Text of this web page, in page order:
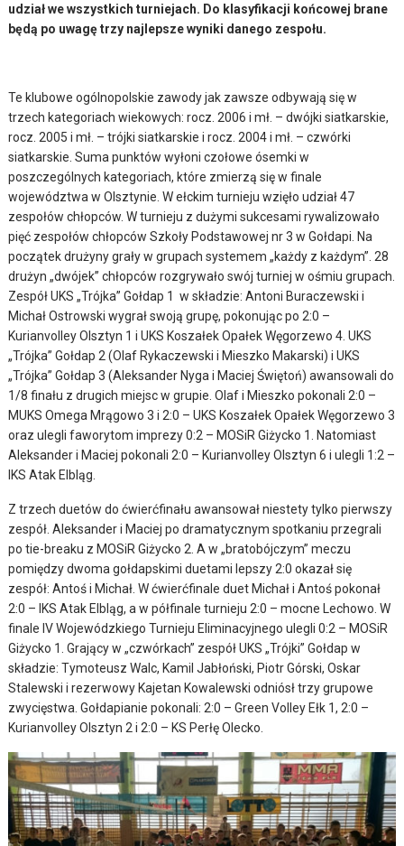
udział we wszystkich turniejach. Do klasyfikacji końcowej brane
będą po uwagę trzy najlepsze wyniki danego zespołu.
Te klubowe ogólnopolskie zawody jak zawsze odbywają się w
trzech kategoriach wiekowych: rocz. 2006 i mł. – dwójki siatkarskie,
rocz. 2005 i mł. – trójki siatkarskie i rocz. 2004 i mł. – czwórki
siatkarskie. Suma punktów wyłoni czołowe ósemki w
poszczególnych kategoriach, które zmierzą się w finale
województwa w Olsztynie. W ełckim turnieju wzięło udział 47
zespołów chłopców. W turnieju z dużymi sukcesami rywalizowało
pięć zespołów chłopców Szkoły Podstawowej nr 3 w Gołdapi. Na
początek drużyny grały w grupach systemem „każdy z każdym”. 28
drużyn „dwójek” chłopców rozgrywało swój turniej w ośmiu grupach.
Zespół UKS „Trójka” Gołdap 1 w składzie: Antoni Buraczewski i
Michał Ostrowski wygrał swoją grupę, pokonując po 2:0 –
Kurianvolley Olsztyn 1 i UKS Koszałek Opałek Węgorzewo 4. UKS
„Trójka” Gołdap 2 (Olaf Rykaczewski i Mieszko Makarski) i UKS
„Trójka” Gołdap 3 (Aleksander Nyga i Maciej Świętoń) awansowali do
1/8 finału z drugich miejsc w grupie. Olaf i Mieszko pokonali 2:0 –
MUKS Omega Mrągowo 3 i 2:0 – UKS Koszałek Opałek Węgorzewo 3
oraz ulegli faworytom imprezy 0:2 – MOSiR Giżycko 1. Natomiast
Aleksander i Maciej pokonali 2:0 – Kurianvolley Olsztyn 6 i ulegli 1:2 –
IKS Atak Elbląg.
Z trzech duetów do ćwierćfinału awansował niestety tylko pierwszy
zespół. Aleksander i Maciej po dramatycznym spotkaniu przegrali
po tie-breaku z MOSiR Giżycko 2. A w „bratobójczym” meczu
pomiędzy dwoma gołdapskimi duetami lepszy 2:0 okazał się
zespół: Antoś i Michał. W ćwierćfinale duet Michał i Antoś pokonał
2:0 – IKS Atak Elbląg, a w półfinale turnieju 2:0 – mocne Lechowo. W
finale IV Wojewódzkiego Turnieju Eliminacyjnego ulegli 0:2 – MOSiR
Giżycko 1. Grający w „czwórkach” zespół UKS „Trójki” Gołdap w
składzie: Tymoteusz Walc, Kamil Jabłoński, Piotr Górski, Oskar
Stalewski i rezerwowy Kajetan Kowalewski odniósł trzy grupowe
zwycięstwa. Gołdapianie pokonali: 2:0 – Green Volley Ełk 1, 2:0 –
Kurianvolley Olsztyn 2 i 2:0 – KS Perłę Olecko.